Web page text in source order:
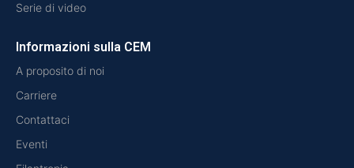
Serie di video
Informazioni sulla CEM
A proposito di noi
Carriere
Contattaci
Eventi